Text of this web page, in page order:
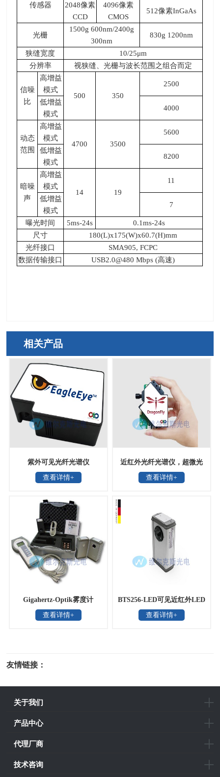
传感器
2048像素
CCD
4096像素
CMOS
512像素InGaAs
光栅
1500g 600nm/2400g
300nm
830g 1200nm
狭缝宽度 10/25μm
分辨率
视狭缝、光栅与波长范围之组合而定
信噪
比
高增益
模式
500 350
2500
低增益
模式
4000
动态
范围
高增益
模式
4700 3500
5600
低增益
模式
8200
暗噪
声
高增益
模式
14 19
11
低增益
模式
7
曝光时间 5ms-24s
0.1ms-24s
尺寸
180(L)x175(W)x60.7(H)mm
光纤接口
SMA905, FCPC
数据传输接口
USB2.0@480 Mbps (高速)
相关产品
紫外可见光纤光谱仪
查看详情+
近红外光纤光谱仪，超微光
学
查看详情+
Gigahertz-Optik雾度计
LCRT-2005H-S
查看详情+
BTS256-LED可见近红外LED
光通量和颜色测量仪
查看详情+
友情链接：
关于我们
产品中心
代理厂商
技术咨询